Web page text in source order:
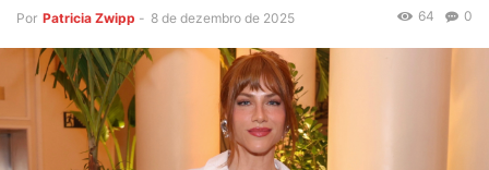
Por Patricia Zwipp - 8 de dezembro de 2025 0
64